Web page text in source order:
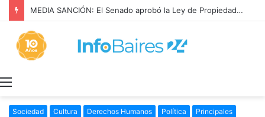
MEDIA SANCIÓN: El Senado aprobó la Ley de Propiedad Privada
Sociedad Cultura Derechos Humanos Política Principales